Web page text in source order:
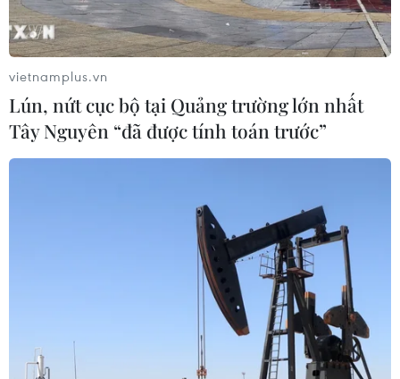
#UNICEF
#Chăm sóc trẻ em
#Làm cha mẹ
#sức khoẻ tâm thần
vietnamplus.vn
Lún, nứt cục bộ tại Quảng trường lớn nhất
Tây Nguyên “đã được tính toán trước”